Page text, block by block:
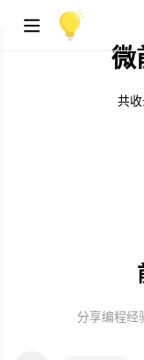
微
共收
分享编程经